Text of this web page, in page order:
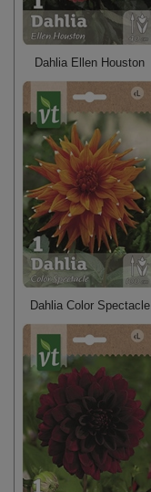
Dahlia Ellen Houston
Dahlia Color Spectacle